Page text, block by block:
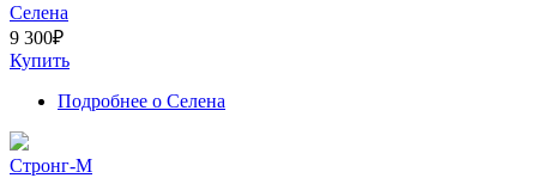
Селена
9 300₽
Купить
Подробнее о Селена
Стронг-М